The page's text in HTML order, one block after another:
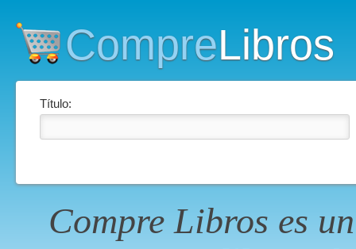
CompreLibros
Título:
Compre Libros es